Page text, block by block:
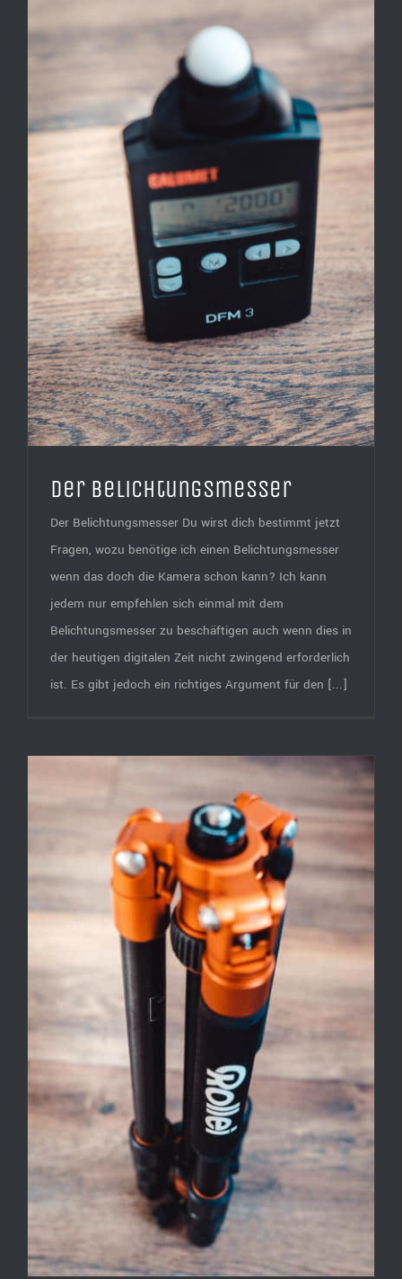
Der Belichtungsmesser
Der Belichtungsmesser Du wirst dich bestimmt jetzt
Fragen, wozu benötige ich einen Belichtungsmesser
wenn das doch die Kamera schon kann? Ich kann
jedem nur empfehlen sich einmal mit dem
Belichtungsmesser zu beschäftigen auch wenn dies in
der heutigen digitalen Zeit nicht zwingend erforderlich
ist. Es gibt jedoch ein richtiges Argument für den [...]